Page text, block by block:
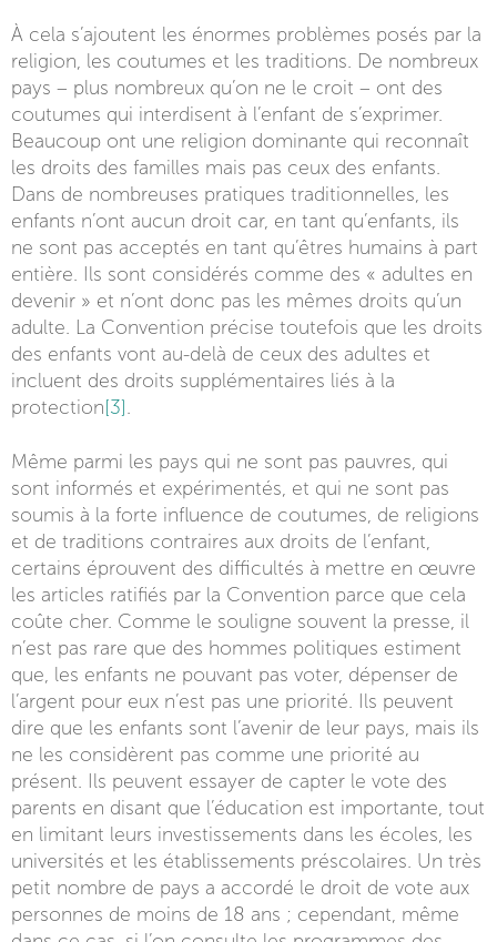
À cela s’ajoutent les énormes problèmes posés par la
religion, les coutumes et les traditions. De nombreux
pays – plus nombreux qu’on ne le croit – ont des
coutumes qui interdisent à l’enfant de s’exprimer.
Beaucoup ont une religion dominante qui reconnaît
les droits des familles mais pas ceux des enfants.
Dans de nombreuses pratiques traditionnelles, les
enfants n’ont aucun droit car, en tant qu’enfants, ils
ne sont pas acceptés en tant qu’êtres humains à part
entière. Ils sont considérés comme des « adultes en
devenir » et n’ont donc pas les mêmes droits qu’un
adulte. La Convention précise toutefois que les droits
des enfants vont au-delà de ceux des adultes et
incluent des droits supplémentaires liés à la
protection [3].
Même parmi les pays qui ne sont pas pauvres, qui
sont informés et expérimentés, et qui ne sont pas
soumis à la forte influence de coutumes, de religions
et de traditions contraires aux droits de l’enfant,
certains éprouvent des difficultés à mettre en œuvre
les articles ratifiés par la Convention parce que cela
coûte cher. Comme le souligne souvent la presse, il
n’est pas rare que des hommes politiques estiment
que, les enfants ne pouvant pas voter, dépenser de
l’argent pour eux n’est pas une priorité. Ils peuvent
dire que les enfants sont l’avenir de leur pays, mais ils
ne les considèrent pas comme une priorité au
présent. Ils peuvent essayer de capter le vote des
parents en disant que l’éducation est importante, tout
en limitant leurs investissements dans les écoles, les
universités et les établissements préscolaires. Un très
petit nombre de pays a accordé le droit de vote aux
personnes de moins de 18 ans ; cependant, même